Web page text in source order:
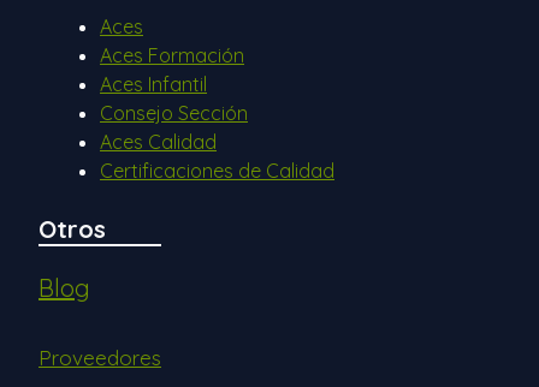
Aces
Aces Formación
Aces Infantil
Consejo Sección
Aces Calidad
Certificaciones de Calidad
Otros
Blog
Proveedores